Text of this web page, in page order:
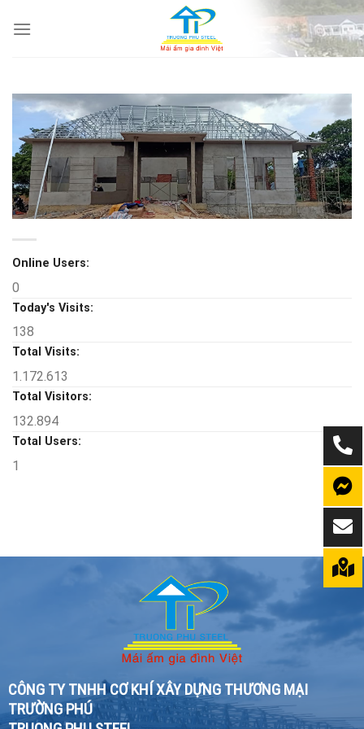
Online Users:
0
Today's Visits:
138
Total Visits:
1.172.613
Total Visitors:
132.894
Total Users:
1
CÔNG TY TNHH CƠ KHÍ XÂY DỰNG THƯƠNG MẠI
TRƯỜNG PHÚ